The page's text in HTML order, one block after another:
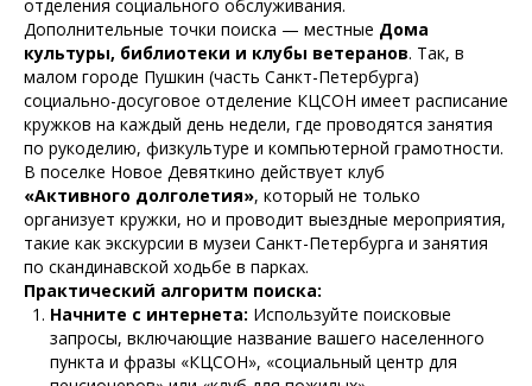
отделения социального обслуживания.
Дополнительные точки поиска — местные Дома
культуры, библиотеки и клубы ветеранов. Так, в
малом городе Пушкин (часть Санкт-Петербурга)
социально-досуговое отделение КЦСОН имеет расписание
кружков на каждый день недели, где проводятся занятия
по рукоделию, физкультуре и компьютерной грамотности.
В поселке Новое Девяткино действует клуб
«Активного долголетия», который не только
организует кружки, но и проводит выездные мероприятия,
такие как экскурсии в музеи Санкт-Петербурга и занятия
по скандинавской ходьбе в парках.
Практический алгоритм поиска:
Начните с интернета: Используйте поисковые
запросы, включающие название вашего населенного
пункта и фразы «КЦСОН», «социальный центр для